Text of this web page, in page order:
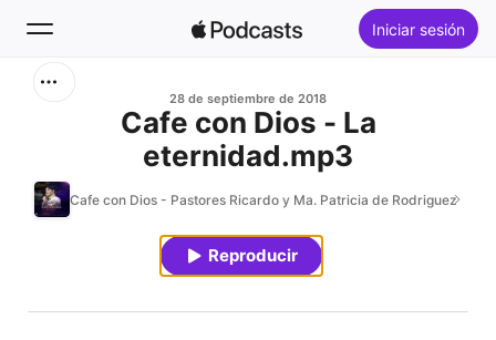
Iniciar sesión
Novedades
28 de septiembre de 2018
Cafe con Dios - La
eternidad.mp3
Cafe con Dios - Pastores Ricardo y Ma. Patricia de Rodriguez
Reproducir